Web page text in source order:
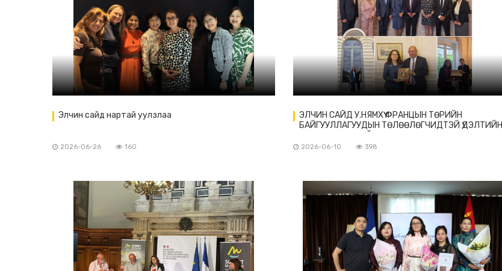
Элчин сайд нартай уулзлаа
2026-06-26 160
ЭЛЧИН САЙД У.НЯМХҮҮ ФРАНЦЫН ТӨРИЙН
БАЙГУУЛЛАГУУДЫН ТӨЛӨӨЛӨГЧИДТЭЙ ҮДЭЛТИЙН
2026-06-10 398